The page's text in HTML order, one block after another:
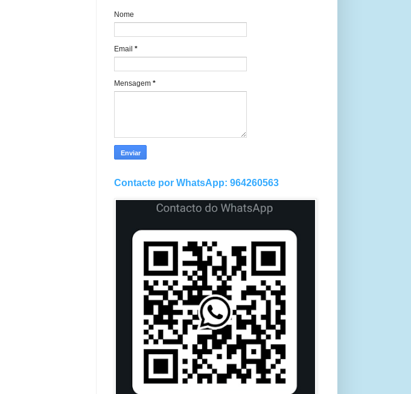
Nome
Email *
Mensagem *
Contacte por WhatsApp: 964260563